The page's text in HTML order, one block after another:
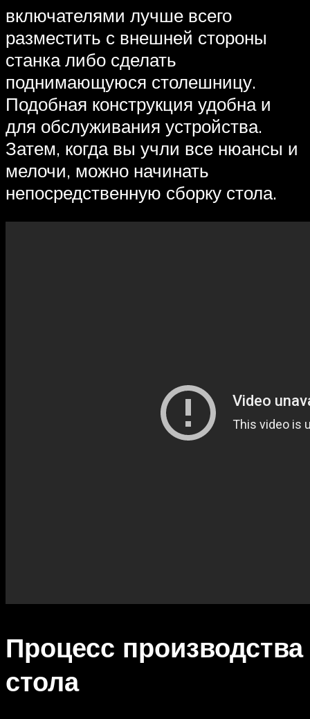
включателями лучше всего
разместить с внешней стороны
станка либо сделать
поднимающуюся столешницу.
Подобная конструкция удобна и
для обслуживания устройства.
Затем, когда вы учли все нюансы и
мелочи, можно начинать
непосредственную сборку стола.
Процесс производства
стола